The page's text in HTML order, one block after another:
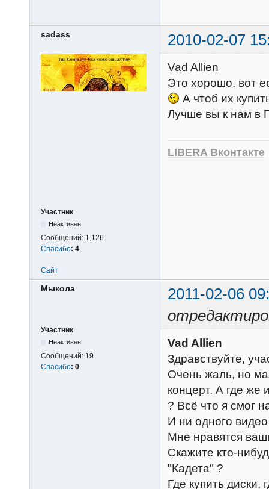
sadass 2010-02-07
Участник
Неактивен
Сообщений: 1,126
Спасибо: 4
Vad Allien
Это хорошо. вот
А чтоб их
Лучше вы к нам в
LIBERA Вконтакте
Сайт
Мыкола
2011-02-06
Участник
Неактивен
Сообщений: 19
Спасибо: 0
Vad Allien
Здравствуйте,
Очень жаль, но
концерт. А где же
? Всё что я смог
И ни одного
Мне нравятся
Скажите кто-
"Кадета" ?
Где купить